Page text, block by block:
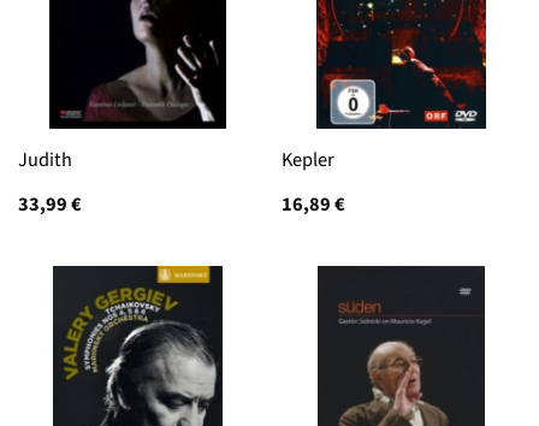
Judith
33,99€
Kepler
16,89€